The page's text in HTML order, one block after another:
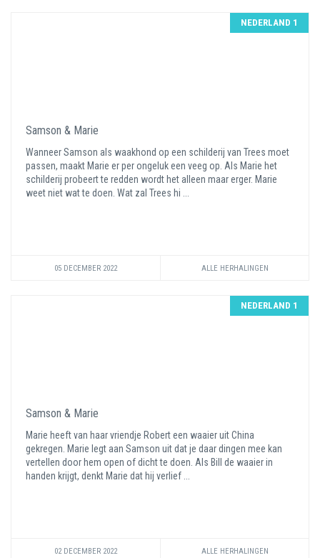
NEDERLAND 1
Samson & Marie
Wanneer Samson als waakhond op een schilderij van Trees moet
passen, maakt Marie er per ongeluk een veeg op. Als Marie het
schilderij probeert te redden wordt het alleen maar erger. Marie
weet niet wat te doen. Wat zal Trees hi ...
05 DECEMBER 2022 ALLE HERHALINGEN
NEDERLAND 1
Samson & Marie
Marie heeft van haar vriendje Robert een waaier uit China
gekregen. Marie legt aan Samson uit dat je daar dingen mee kan
vertellen door hem open of dicht te doen. Als Bill de waaier in
handen krijgt, denkt Marie dat hij verlief ...
02 DECEMBER 2022 ALLE HERHALINGEN